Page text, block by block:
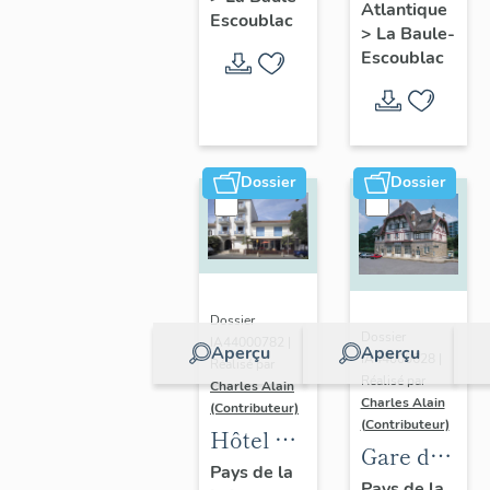
Mare
actuellement
immeuble
logements,
24
avenue
des
Peupliers
Escoublac
5
esplanade
Lucien-
Barrière
Atlantique
> La Baule-
Escoublac
Dossier
Aperçu
Dossier
Réalisé par
Charles Alain
(Contributeur)
Hôtel de
voyageurs
Pays de la
Dossier
Aperçu
IA44000628 |
Réalisé par
Charles Alain
(Contributeur)
Gare de